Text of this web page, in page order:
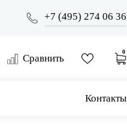
+7 (495) 274 06 36
Сравнить
0
Контакты